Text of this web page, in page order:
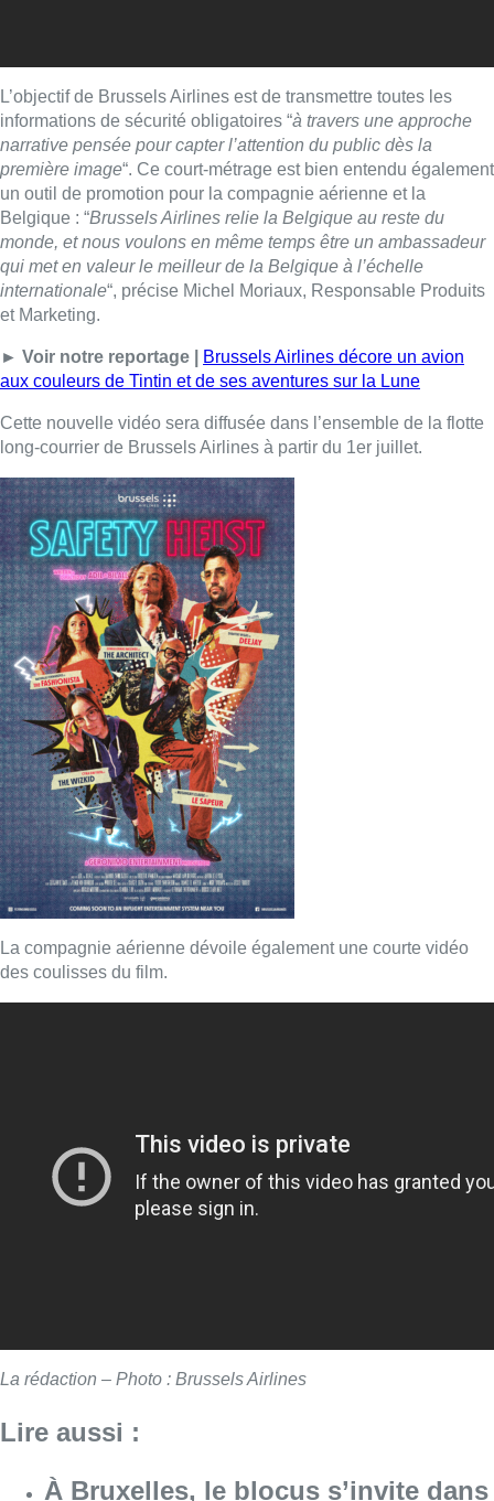
L’objectif de Brussels Airlines est de transmettre toutes les
informations de sécurité obligatoires “à travers une approche
narrative pensée pour capter l’attention du public dès la
première image“. Ce court-métrage est bien entendu également
un outil de promotion pour la compagnie aérienne et la
Belgique : “Brussels Airlines relie la Belgique au reste du
monde, et nous voulons en même temps être un ambassadeur
qui met en valeur le meilleur de la Belgique à l’échelle
internationale“, précise Michel Moriaux, Responsable Produits
et Marketing.
► Voir notre reportage |
Brussels Airlines décore un avion
aux couleurs de Tintin et de ses aventures sur la Lune
Cette nouvelle vidéo sera diffusée dans l’ensemble de la flotte
long-courrier de Brussels Airlines à partir du 1er juillet.
La compagnie aérienne dévoile également une courte vidéo
des coulisses du film.
La rédaction – Photo : Brussels Airlines
Lire aussi :
À Bruxelles, le blocus s’invite dans